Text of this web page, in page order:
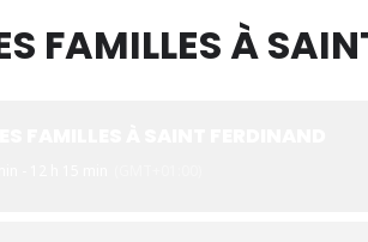
FAMILLES À